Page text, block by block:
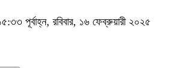
পূর্বাহ্ন, রবিবার, ১৬ ফেব্রুয়ারী ২০২৫